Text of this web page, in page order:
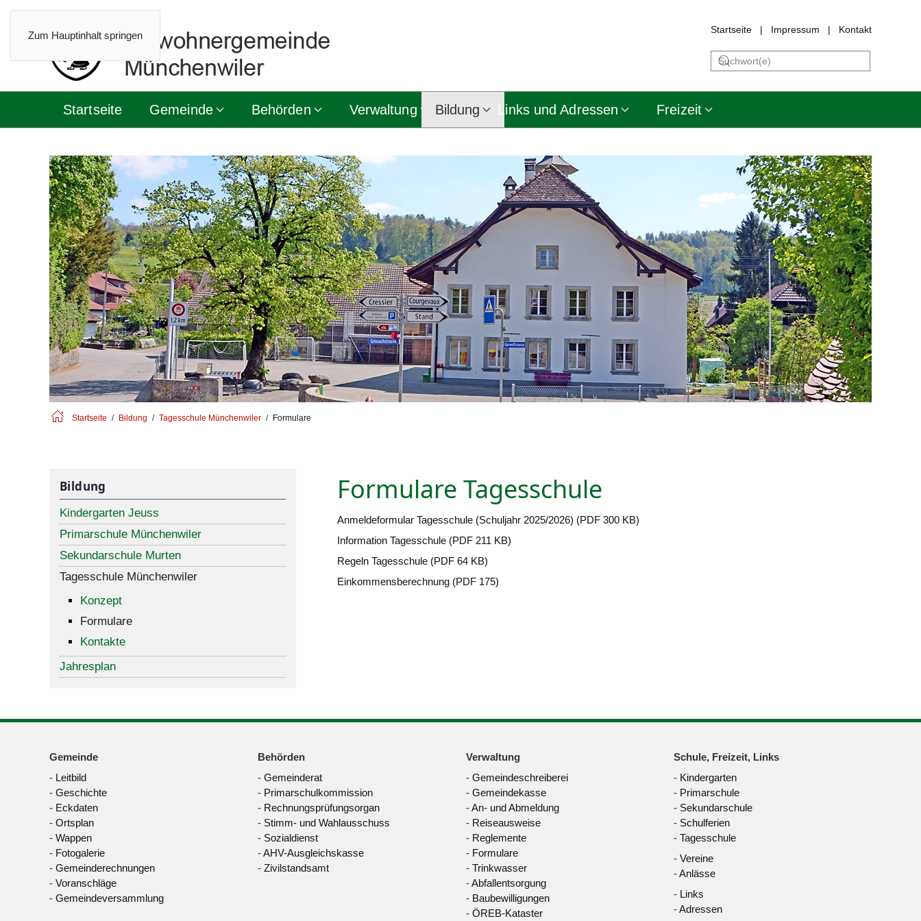
Zum Hauptinhalt springen Startseite | Impressum | Kontakt
Startseite Gemeinde Behörden Verwaltung Bildung Links und Adressen Freizeit
Startseite Bildung Tagesschule Münchenwiler Formulare
Bildung
Kindergarten Jeuss
Primarschule Münchenwiler
Sekundarschule Murten
Tagesschule Münchenwiler
Konzept
Formulare
Kontakte
Jahresplan
Formulare Tagesschule
Anmeldeformular Tagesschule (Schuljahr 2025/2026) (PDF 300 KB)
Information Tagesschule (PDF 211 KB)
Regeln Tagesschule (PDF 64 KB)
Einkommensberechnung (PDF 175)
Gemeinde
- Leitbild
- Geschichte
- Eckdaten
- Ortsplan
- Wappen
- Fotogalerie
- Gemeinderechnungen
- Voranschläge
- Gemeindeversammlung
Behörden
- Gemeinderat
- Primarschulkommission
- Rechnungsprüfungsorgan
- Stimm- und Wahlausschuss
- Sozialdienst
-AHV-Ausgleichskasse
- Zivilstandsamt
Verwaltung
- Gemeindeschreiberei
- Gemeindekasse
-An- und Abmeldung
- Reiseausweise
- Reglemente
- Formulare
- Trinkwasser
-Abfallentsorgung
- Baubewilligungen
- ÖREB-Kataster
Schule, Freizeit, Links
- Kindergarten
- Primarschule
- Sekundarschule
- Schulferien
-Tagesschule
-Vereine
-Anlässe
- Links
-Adressen